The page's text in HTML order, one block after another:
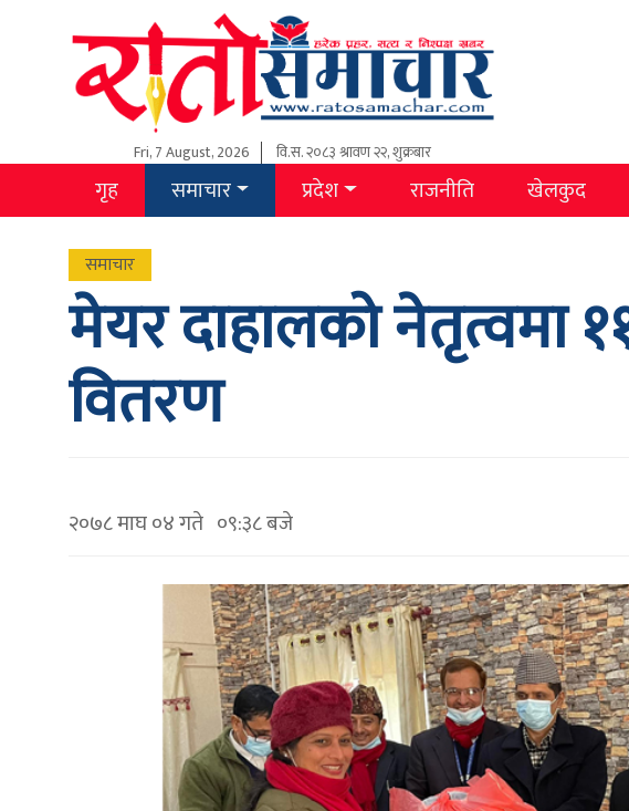
Fri, 7 August, 2026 वि.स.२०८३ श्रावण २२, शुक्रबार
गृह समाचार प्रदेश राजनीति खेलकुद
समाचार
मेयर दाहालको नेतृत्वमा
वितरण
२०७८ माघ ०४ गते ०९:३८ बजे